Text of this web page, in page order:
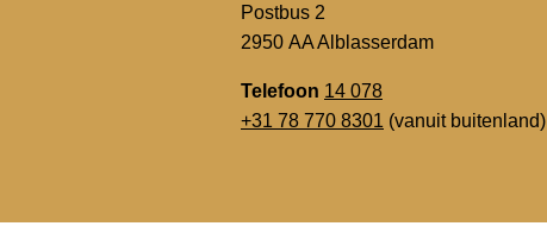
Postbus 2
2950 AA Alblasserdam
Telefoon 14 078
+31 78 770 8301 (vanuit buitenland)